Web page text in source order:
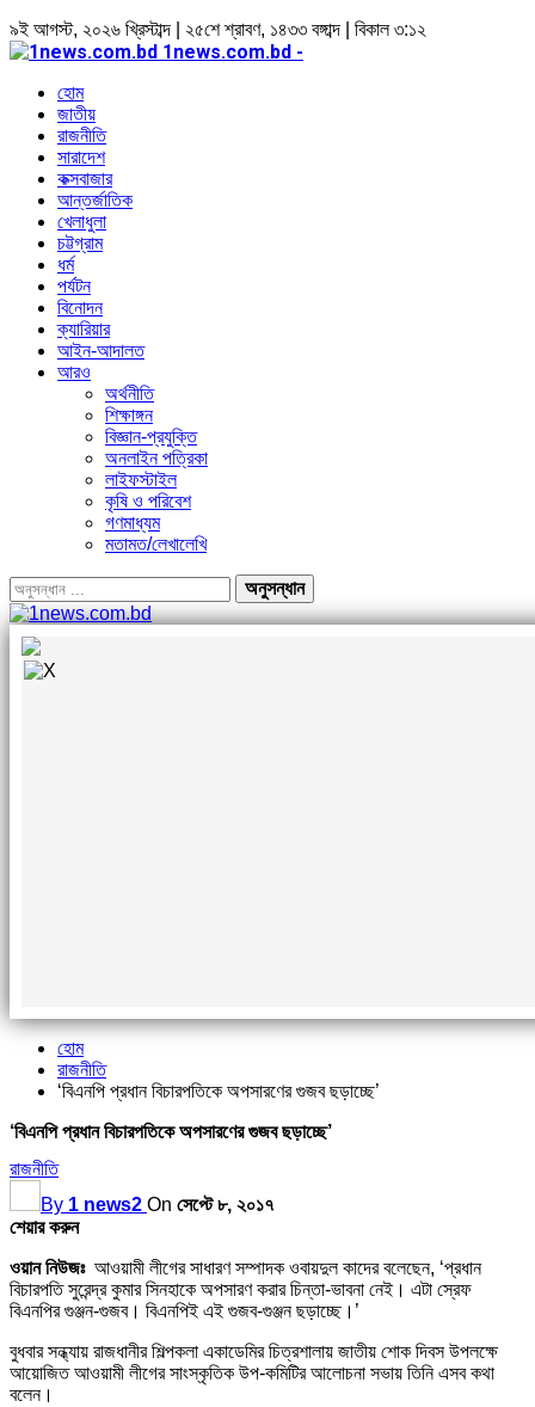
৯ই আগস্ট, ২০২৬ খ্রিস্টাব্দ | ২৫শে শ্রাবণ, ১৪৩৩ বঙ্গাব্দ | বিকাল ৩:১২
1news.com.bd -
হোম
জাতীয়
রাজনীতি
সারাদেশ
কক্সবাজার
আন্তর্জাতিক
খেলাধুলা
চট্টগ্রাম
ধর্ম
পর্যটন
বিনোদন
ক্যারিয়ার
আইন-আদালত
আরও
অর্থনীতি
শিক্ষাঙ্গন
বিজ্ঞান-প্রযুক্তি
অনলাইন পত্রিকা
লাইফস্টাইল
কৃষি ও পরিবেশ
গণমাধ্যম
মতামত/লেখালেখি
হোম
রাজনীতি
‘বিএনপি প্রধান বিচারপতিকে অপসারণের গুজব ছড়াচ্ছে’
‘বিএনপি প্রধান বিচারপতিকে অপসারণের গুজব ছড়াচ্ছে’
রাজনীতি
By 1 news2 On সেপ্টে ৮, ২০১৭
শেয়ার করুন
ওয়ান নিউজঃআওয়ামী লীগের সাধারণ সম্পাদক ওবায়দুল কাদের বলেছেন, ‘প্রধান
বিচারপতি সুরেন্দ্র কুমার সিনহাকে অপসারণ করার চিন্তা-ভাবনা নেই। এটা স্রেফ
বিএনপির গুঞ্জন-গুজব। বিএনপিই এই গুজব-গুঞ্জন ছড়াচ্ছে।’
বুধবার সন্ধ্যায় রাজধানীর শিল্পকলা একাডেমির চিত্রশালায় জাতীয় শোক দিবস উপলক্ষে
আয়োজিত আওয়ামী লীগের সাংস্কৃতিক উপ-কমিটির আলোচনা সভায় তিনি এসব কথা
বলেন।